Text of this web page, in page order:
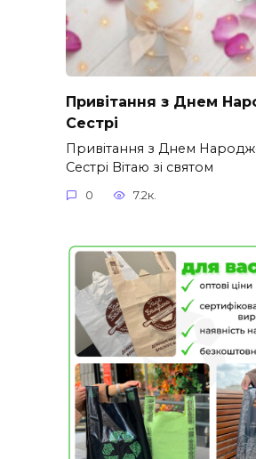
Привітання з Днем
Сестрі
Привітання з Днем
Сестрі Вітаю зі святом
0 7.2к.